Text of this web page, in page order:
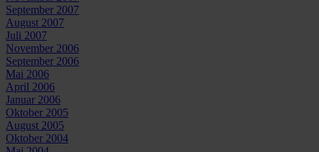
September 2007
August 2007
Juli 2007
November 2006
September 2006
Mai 2006
April 2006
Januar 2006
Oktober 2005
August 2005
Oktober 2004